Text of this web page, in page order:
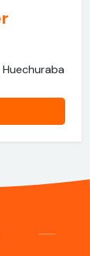
Huechuraba